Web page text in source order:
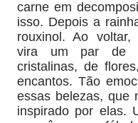
carne em
isso. Depois a
rouxinol. Ao voltar,
vira um par de
cristalinas, de
encantos. Tão
essas belezas, que
inspirado por elas.